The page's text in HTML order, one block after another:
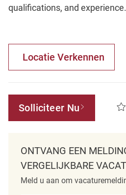
qualifications, and experience.
Locatie Verkennen
Solliciteer Nu
ONTVANG EEN
VERGELIJKBARE
Meld u aan om